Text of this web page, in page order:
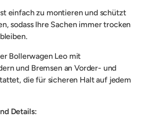
einfach zu montieren und schützt
sodass Ihre Sachen immer trocken
Bollerwagen Leo mit
und Bremsen an Vorder- und
die für sicheren Halt auf jedem
Details: